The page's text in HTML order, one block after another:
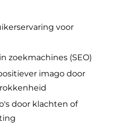
voor
zoekmachines (SEO)
imago door
door klachten of